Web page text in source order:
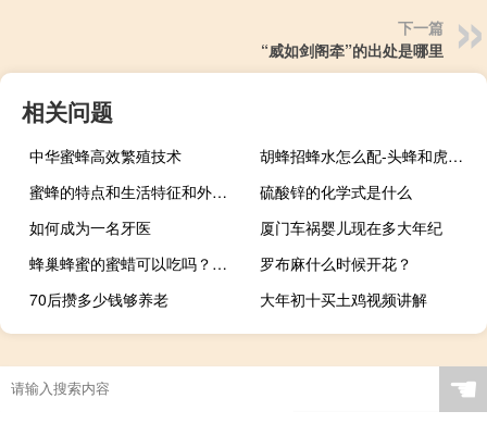
下一篇
“威如剑阁牵”的出处是哪里
相关问题
中华蜜蜂高效繁殖技术
胡蜂招蜂水怎么配-头蜂和虎蜂谁更厉害？
蜜蜂的特点和生活特征和外形-蜜蜂的外貌特征是什么？
硫酸锌的化学式是什么
如何成为一名牙医
厦门车祸婴儿现在多大年纪
蜂巢蜂蜜的蜜蜡可以吃吗？答案是肯定的，其实吃蜂蜡也有保健价值！
罗布麻什么时候开花？
70后攒多少钱够养老
大年初十买土鸡视频讲解
☚